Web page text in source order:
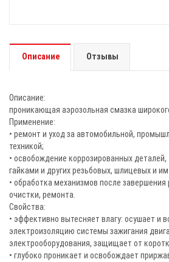
Описание Отзывы
Описание:
проникающая аэрозольная смазка
Применение:
• ремонт и уход за автомобильной,
техникой;
• освобождение коррозированных деталей,
гайками и других резьбовых, шлицевых и
• обработка механизмов после
очистки, ремонта.
Свойства:
• эффективно вытесняет влагу: осушает и
электроизоляцию системы зажигания
электрооборудования, защищает от
• глубоко проникает и освобождает